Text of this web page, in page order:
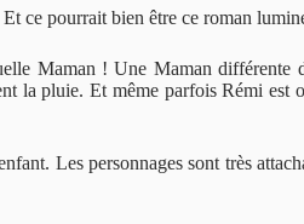
ce pourrait bien être ce roman
Maman ! Une Maman
pluie. Et même parfois Rémi est
Les personnages sont très